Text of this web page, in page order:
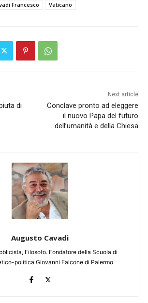
Francesco Vaticano
di
Next article
Conclave pronto ad eleggere
il nuovo Papa del futuro
dell’umanità e della Chiesa
Augusto Cavadi
Filosofo. Fondatore della Scuola di
politica Giovanni Falcone di Palermo